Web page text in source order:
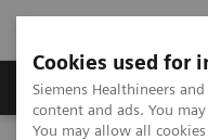
Cookies used for
Siemens Healthineers
content and ads. You
You may allow all
Fachbereiche